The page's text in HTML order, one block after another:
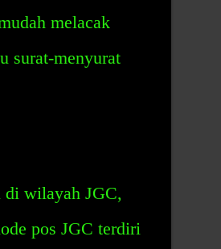
melacak
surat-menyurat
di wilayah JGC,
pos JGC terdiri